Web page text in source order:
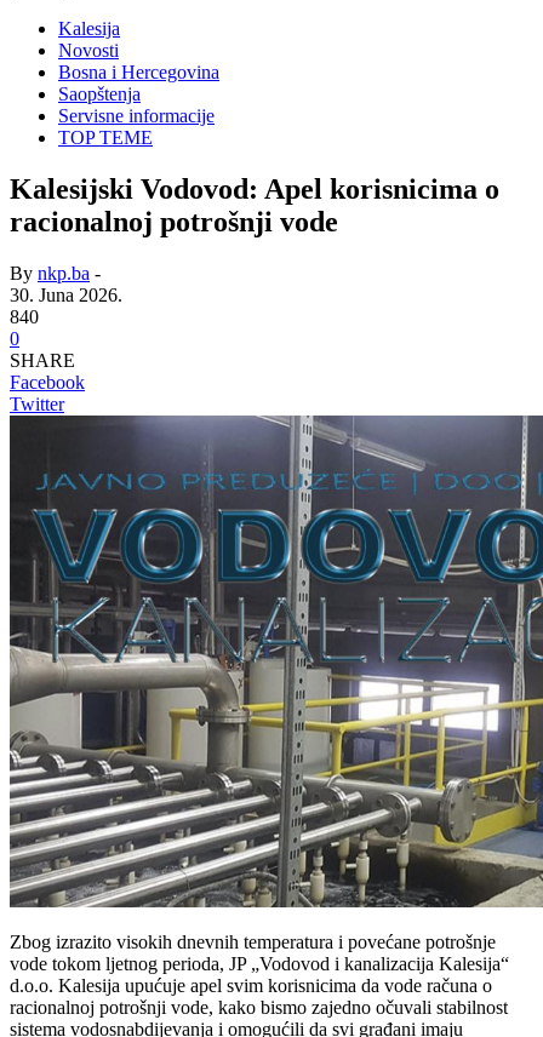
Kalesija
Novosti
Bosna i Hercegovina
Saopštenja
Servisne informacije
TOP TEME
Kalesijski Vodovod: Apel korisnicima o
racionalnoj potrošnji vode
By nkp.ba -
30. Juna 2026.
840
0
SHARE
Facebook
Twitter
Zbog izrazito visokih dnevnih temperatura i povećane potrošnje
vode tokom ljetnog perioda, JP „Vodovod i kanalizacija Kalesija“
d.o.o. Kalesija upućuje apel svim korisnicima da vode računa o
racionalnoj potrošnji vode, kako bismo zajedno očuvali stabilnost
sistema vodosnabdijevanja i omogućili da svi građani imaju